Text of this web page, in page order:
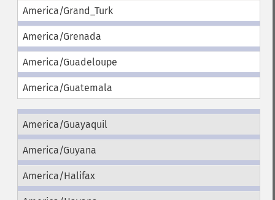
America/Grand_Turk
America/Grenada
America/Guadeloupe
America/Guatemala
America/Guayaquil
America/Guyana
America/Halifax